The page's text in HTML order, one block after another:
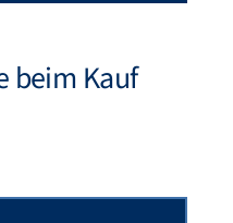
beim Kauf